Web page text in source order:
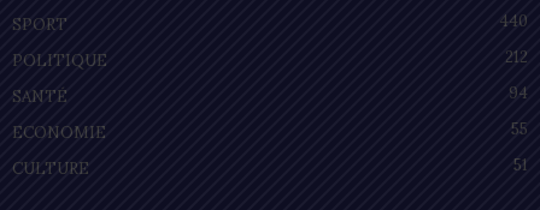
SPORT
440
POLITIQUE
212
SANTÉ
94
ECONOMIE
55
CULTURE
51